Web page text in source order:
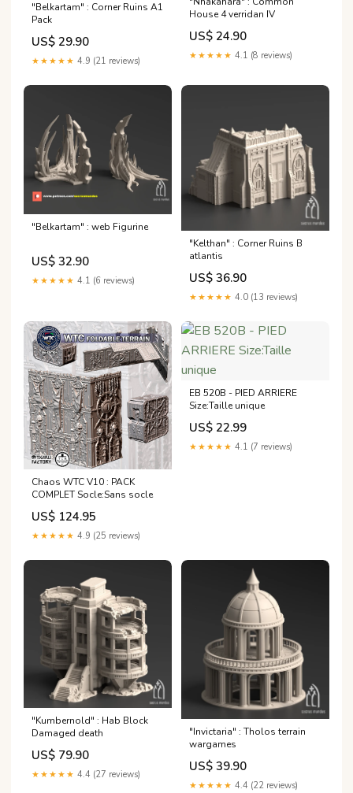
"Belkartam" : Corner Ruins A1
Pack
US$ 29.90
★★★★★ 4.9 (21 reviews)
House 4 verridan IV
US$ 24.90
★★★★★ 4.1 (8 reviews)
"Belkartam" : web Figurine
US$ 32.90
★★★★★ 4.1 (6 reviews)
"Kelthan" : Corner Ruins B
atlantis
US$ 36.90
★★★★★ 4.0 (13 reviews)
Chaos WTC V10 : PACK
COMPLET Socle:Sans socle
US$ 124.95
★★★★★ 4.9 (25 reviews)
EB 520B - PIED ARRIERE
Size:Taille unique
US$ 22.99
★★★★★ 4.1 (7 reviews)
"Kumbernold" : Hab Block
Damaged death
US$ 79.90
★★★★★ 4.4 (27 reviews)
"Invictaria" : Tholos terrain
wargames
US$ 39.90
★★★★★ 4.4 (22 reviews)